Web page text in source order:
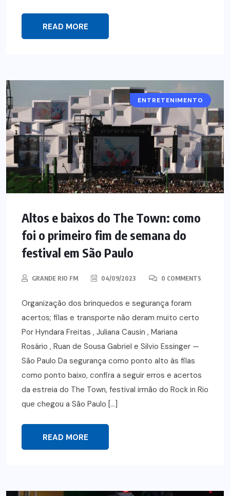
READ MORE
ENTRETENIMENTO
Altos e baixos do The Town: como
foi o primeiro fim de semana do
festival em São Paulo
GRANDE RIO FM 04/09/2023 0 COMMENTS
Organização dos brinquedos e segurança foram
acertos; filas e transporte não deram muito certo
Por Hyndara Freitas , Juliana Causin , Mariana
Rosário , Ruan de Sousa Gabriel e Silvio Essinger —
São Paulo Da segurança como ponto alto às filas
como ponto baixo, confira a seguir erros e acertos
da estreia do The Town, festival irmão do Rock in Rio
que chegou a São Paulo […]
READ MORE